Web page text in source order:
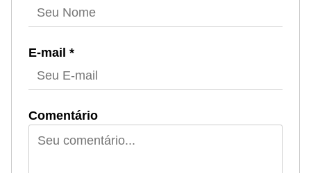
E-mail *
Comentário